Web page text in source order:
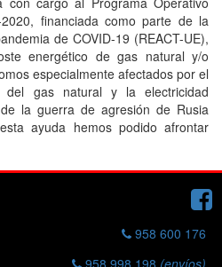
financiada como parte de la
de COVID-19 (REACT-UE),
energético de gas natural y/o
especialmente afectados por el
del gas natural y la electricidad
la guerra de agresión de Rusia
ayuda hemos podido afrontar
958 600 176